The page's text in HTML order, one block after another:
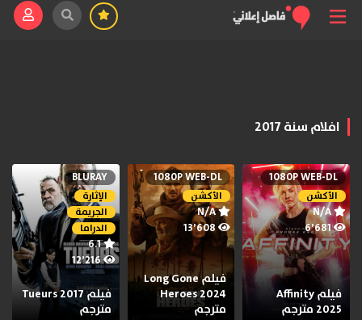
افلام سنة 2017
1080P WEB-DL
الأكشن
N/A
6٬681
فيلم Affinity
2025 مترجم
1080P WEB-DL
الأكشن
N/A
13٬608
فيلم Long Gone
Heroes 2024
مترجم
BLURAY
الإثارة
الجريمة
الدراما
6.1
12٬216
فيلم Tueurs 2017
مترجم